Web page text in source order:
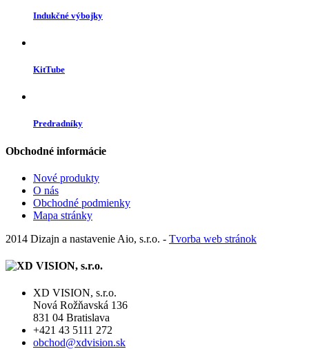
Indukčné výbojky
KitTube
Predradníky
Obchodné informácie
Nové produkty
O nás
Obchodné podmienky
Mapa stránky
2014 Dizajn a nastavenie Aio, s.r.o. - Tvorba web stránok
XD VISION, s.r.o.
Nová Rožňavská 136
831 04 Bratislava
+421 43 5111 272
obchod@xdvision.sk